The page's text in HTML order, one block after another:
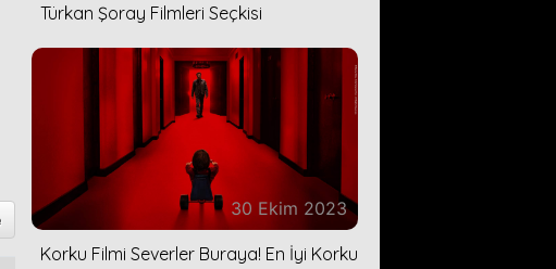
Türkan Şoray Filmleri Seçkisi
30 Ekim 2023
Korku Filmi Severler Buraya! En İyi Korku